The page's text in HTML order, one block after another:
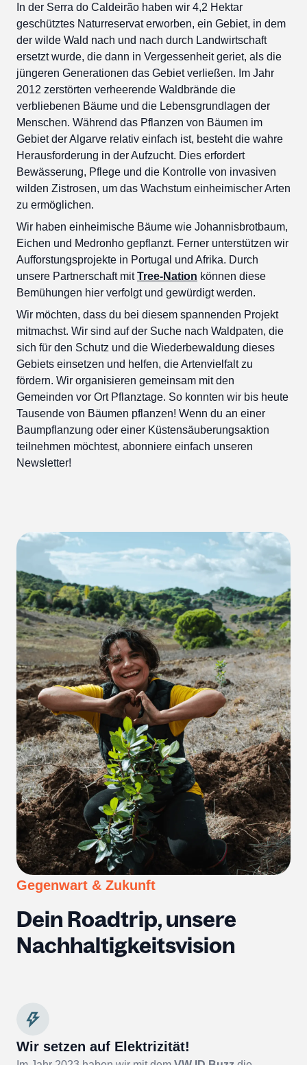
In der Serra do Caldeirão haben wir 4,2 Hektar
geschütztes Naturreservat erworben, ein Gebiet, in dem
der wilde Wald nach und nach durch Landwirtschaft
ersetzt wurde, die dann in Vergessenheit geriet, als die
jüngeren Generationen das Gebiet verließen. Im Jahr
2012 zerstörten verheerende Waldbrände die
verbliebenen Bäume und die Lebensgrundlagen der
Menschen. Während das Pflanzen von Bäumen im
Gebiet der Algarve relativ einfach ist, besteht die wahre
Herausforderung in der Aufzucht. Dies erfordert
Bewässerung, Pflege und die Kontrolle von invasiven
wilden Zistrosen, um das Wachstum einheimischer Arten
zu ermöglichen.
Wir haben einheimische Bäume wie Johannisbrotbaum,
Eichen und Medronho gepflanzt. Ferner unterstützen wir
Aufforstungsprojekte in Portugal und Afrika. Durch
unsere Partnerschaft mitTree-Nation können diese
Bemühungen hier verfolgt und gewürdigt werden.
Wir möchten, dass du bei diesem spannenden Projekt
mitmachst. Wir sind auf der Suche nach Waldpaten, die
sich für den Schutz und die Wiederbewaldung dieses
Gebiets einsetzen und helfen, die Artenvielfalt zu
fördern. Wir organisieren gemeinsam mit den
Gemeinden vor Ort Pflanztage. So konnten wir bis heute
Tausende von Bäumen pflanzen! Wenn du an einer
Baumpflanzung oder einer Küstensäuberungsaktion
teilnehmen möchtest, abonniere einfach unseren
Newsletter!
Gegenwart & Zukunft
Dein Roadtrip, unsere
Nachhaltigkeitsvision
Wir setzen auf Elektrizität!